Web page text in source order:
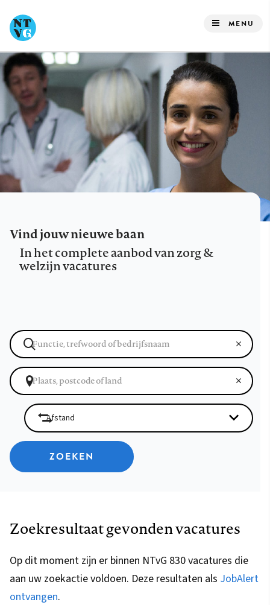
naar
de
inhoud
gaan
MENU
Vind jouw nieuwe baan
In het complete aanbod van zorg &
welzijn vacatures
ZOEKEN
Zoekresultaat gevonden vacatures
Op dit moment zijn er binnen NTvG 830 vacatures die
aan uw zoekactie voldoen. Deze resultaten als JobAlert
ontvangen.